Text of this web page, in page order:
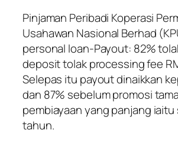
Pinjaman Peribadi Koperasi
Usahawan Nasional Berhad
personal loan-Payout: 82%
deposit tolak processing fee
Selepas itu payout dinaikkan
dan 87% sebelum promosi
pembiayaan yang panjang
tahun.